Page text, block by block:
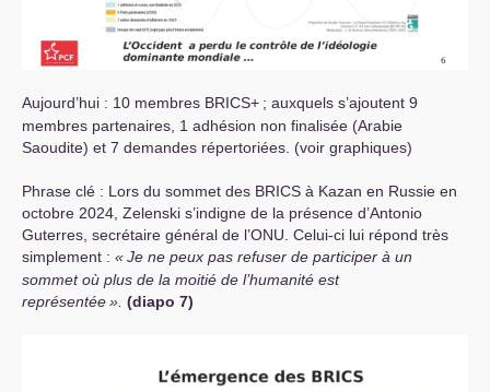
Aujourd’hui : 10 membres BRICS+ ; auxquels s’ajoutent 9
membres partenaires, 1 adhésion non finalisée (Arabie
Saoudite) et 7 demandes répertoriées. (voir graphiques)
Phrase clé : Lors du sommet des BRICS à Kazan en Russie en
octobre 2024, Zelenski s’indigne de la présence d’Antonio
Guterres, secrétaire général de l’ONU. Celui-ci lui répond très
simplement : «Je ne peux pas refuser de participer à un
sommet où plus de la moitié de l’humanité est
représentée». (diapo 7)